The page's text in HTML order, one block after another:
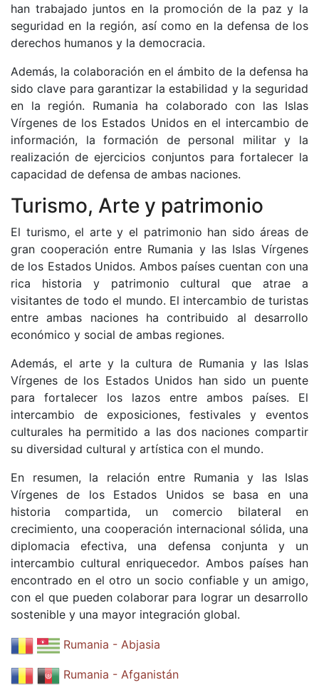
han trabajado juntos en la promoción de la paz y la
seguridad en la región, así como en la defensa de los
derechos humanos y la democracia.
Además, la colaboración en el ámbito de la defensa ha
sido clave para garantizar la estabilidad y la seguridad
en la región. Rumania ha colaborado con las Islas
Vírgenes de los Estados Unidos en el intercambio de
información, la formación de personal militar y la
realización de ejercicios conjuntos para fortalecer la
capacidad de defensa de ambas naciones.
Turismo, Arte y patrimonio
El turismo, el arte y el patrimonio han sido áreas de
gran cooperación entre Rumania y las Islas Vírgenes
de los Estados Unidos. Ambos países cuentan con una
rica historia y patrimonio cultural que atrae a
visitantes de todo el mundo. El intercambio de turistas
entre ambas naciones ha contribuido al desarrollo
económico y social de ambas regiones.
Además, el arte y la cultura de Rumania y las Islas
Vírgenes de los Estados Unidos han sido un puente
para fortalecer los lazos entre ambos países. El
intercambio de exposiciones, festivales y eventos
culturales ha permitido a las dos naciones compartir
su diversidad cultural y artística con el mundo.
En resumen, la relación entre Rumania y las Islas
Vírgenes de los Estados Unidos se basa en una
historia compartida, un comercio bilateral en
crecimiento, una cooperación internacional sólida, una
diplomacia efectiva, una defensa conjunta y un
intercambio cultural enriquecedor. Ambos países han
encontrado en el otro un socio confiable y un amigo,
con el que pueden colaborar para lograr un desarrollo
sostenible y una mayor integración global.
Rumania - Abjasia
Rumania - Afganistán